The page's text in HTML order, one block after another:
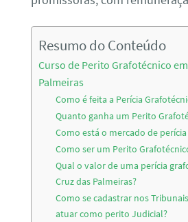
Resumo do Conteúdo
Curso de Perito Grafotécnico
Palmeiras
Como é feita a Perícia
Quanto ganha um Perito
Como está o mercado de
Como ser um Perito
Qual o valor de uma perícia
Cruz das Palmeiras?
Como se cadastrar nos
atuar como perito Judicial?